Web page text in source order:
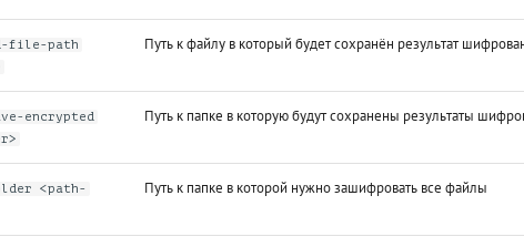
file-path
Путь к файлу в который будет сохранён результат
encrypted
Путь к папке в которую будут сохранены результаты
<path-
Путь к папке в которой нужно зашифровать все файлы